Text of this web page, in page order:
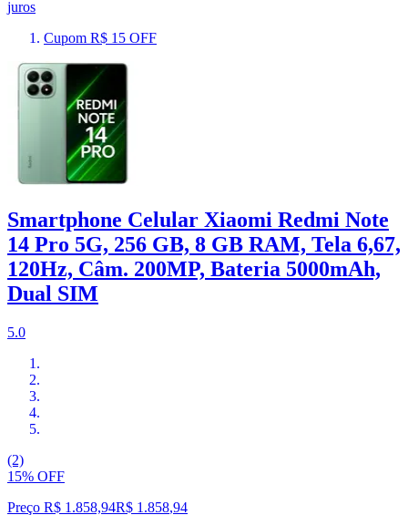
juros
Cupom R$ 15 OFF
Smartphone Celular Xiaomi Redmi Note
14 Pro 5G, 256 GB, 8 GB RAM, Tela 6,67,
120Hz, Câm. 200MP, Bateria 5000mAh,
Dual SIM
5.0
(2)
15% OFF
Preço R$ 1.858,94R$ 1.858,94